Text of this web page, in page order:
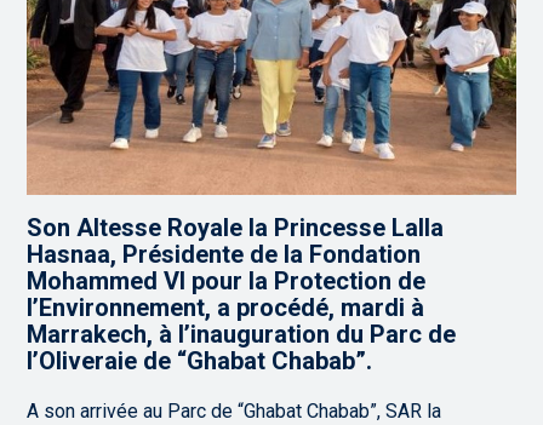
Son Altesse Royale la Princesse Lalla
Hasnaa, Présidente de la Fondation
Mohammed VI pour la Protection de
l’Environnement, a procédé, mardi à
Marrakech, à l’inauguration du Parc de
l’Oliveraie de “Ghabat Chabab”.
A son arrivée au Parc de “Ghabat Chabab”, SAR la